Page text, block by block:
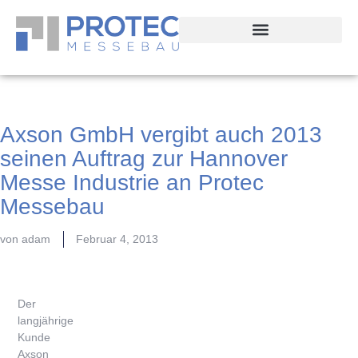
Axson GmbH vergibt auch 2013
seinen Auftrag zur Hannover
Messe Industrie an Protec
Messebau
von adam Februar 4, 2013
Der
langjährige
Kunde
Axson